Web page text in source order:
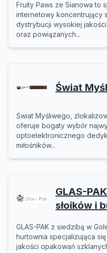
Fruity Paws ze Sianowa to
internetowy koncentrujący
dystrybucji wysokiej
oraz powiązanych...
Świat
Świat Myśliwego,
oferuje bogaty wybór
optoelektronicznego
miłośników...
GLAS-
słoików i
GLAS-PAK z siedzibą w
hurtownia specjalizująca
jakości opakowań